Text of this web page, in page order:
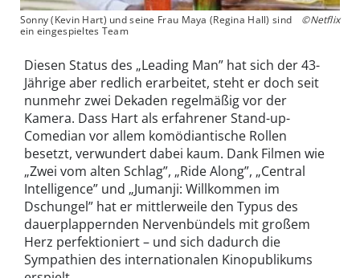
Sonny (Kevin Hart) und seine Frau Maya (Regina Hall) sind
ein eingespieltes Team
©Netflix
Diesen Status des „Leading Man” hat sich der 43-
Jährige aber redlich erarbeitet, steht er doch seit
nunmehr zwei Dekaden regelmäßig vor der
Kamera. Dass Hart als erfahrener Stand-up-
Comedian vor allem komödiantische Rollen
besetzt, verwundert dabei kaum. Dank Filmen wie
„Zwei vom alten Schlag”, „Ride Along”, „Central
Intelligence” und „Jumanji: Willkommen im
Dschungel” hat er mittlerweile den Typus des
dauerplappernden Nervenbündels mit großem
Herz perfektioniert – und sich dadurch die
Sympathien des internationalen Kinopublikums